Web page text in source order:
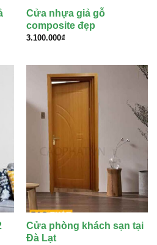
Cửa nhựa giả gỗ
composite đẹp
3.100.000₫
Cửa phòng khách sạn tại
Đà Lạt